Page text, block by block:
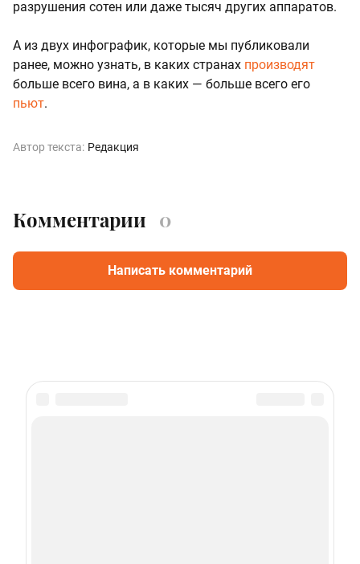
разрушения сотен или даже тысяч других аппаратов.
А из двух инфографик, которые мы публиковали
ранее, можно узнать, в каких странах производят
больше всего вина, а в каких — больше всего его
пьют.
Автор текста: Редакция
Комментарии 0
Написать комментарий